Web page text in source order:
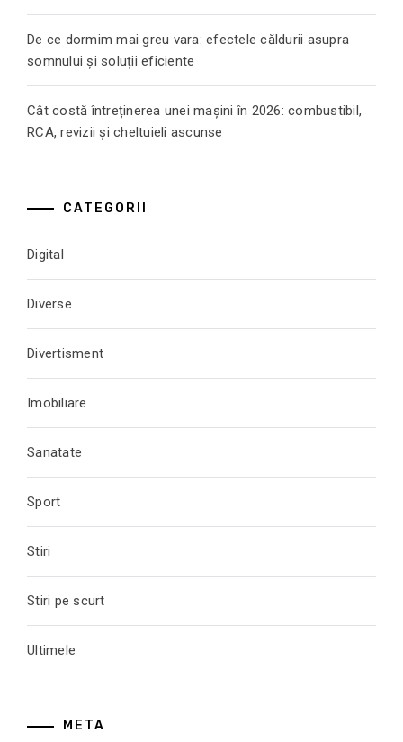
De ce dormim mai greu vara: efectele căldurii asupra
somnului și soluții eficiente
Cât costă întreținerea unei mașini în 2026: combustibil,
RCA, revizii și cheltuieli ascunse
CATEGORII
Digital
Diverse
Divertisment
Imobiliare
Sanatate
Sport
Stiri
Stiri pe scurt
Ultimele
META